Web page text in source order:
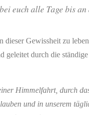
euch alle Tage bis
Gewissheit zu
geleitet durch die
Himmelfahrt, durch
und in unserem